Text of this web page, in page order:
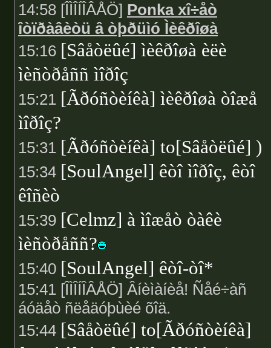
14:58 [ÎÌÎÍÎÂÅÖ] Ponka xî÷åò
îòïðàâèòü â òþðüìó Ìèêðîøà
15:16 [Sâåòëûé] ìèêðîøà èëè
ìèñòðåññ ìîðîç
15:21 [Ãðóñòèíêà] ìèêðîøà òîæå
ìîðîç?
15:31 [Ãðóñòèíêà] to[Sâåòëûé] )
15:34 [SoulAngel] êòî ìîðîç, êòî
êîñèò
15:39 [Celmz] à ìîæåò òàêè
ìèñòðåññ?
15:40 [SoulAngel] êòî-òî*
15:41 [ÎÌÎÍÎÂÅÖ] Âíèìàíèå! Ñåé÷àñ
áóäåò ñëåäóþùèé õîä.
15:44 [Sâåòëûé] to[Ãðóñòèíêà]